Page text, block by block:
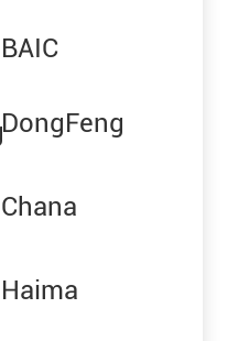
BAIC
DongFeng
Chana
Haima